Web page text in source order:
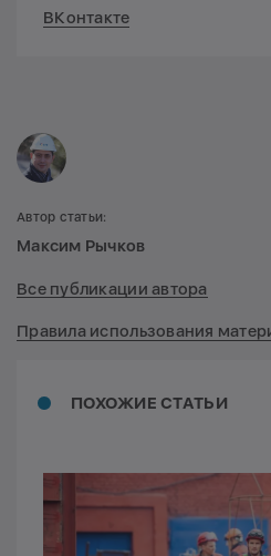
ВКонтакте
ПОХОЖИЕ СТАТЬИ
Автор статьи:
Максим Рычков
Все публикации автора
Правила использования